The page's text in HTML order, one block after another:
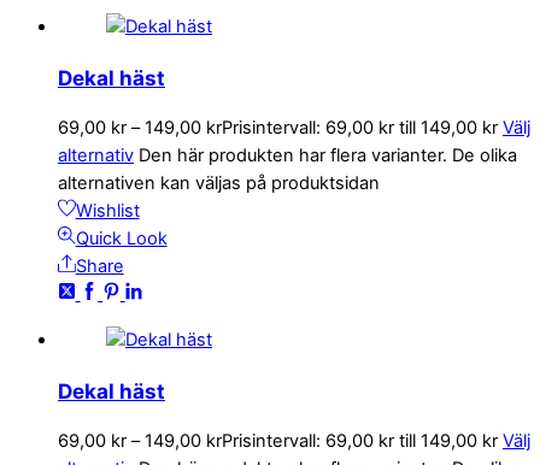
Dekal häst
69,00 kr – 149,00 krPrisintervall: 69,00 kr till 149,00 kr Välj
alternativ Den här produkten har flera varianter. De olika
alternativen kan väljas på produktsidan
Wishlist
Quick Look
Share
Dekal häst
69,00 kr – 149,00 krPrisintervall: 69,00 kr till 149,00 kr Välj